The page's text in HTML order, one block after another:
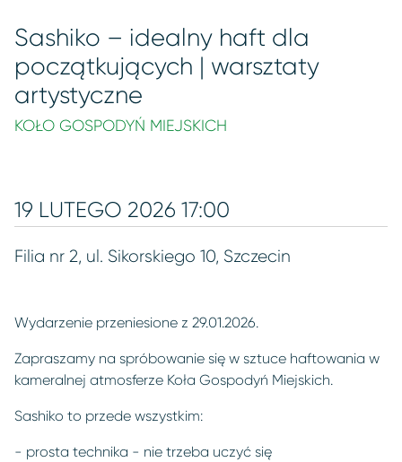
Sashiko – idealny haft dla
początkujących | warsztaty
artystyczne
KOŁO GOSPODYŃ MIEJSKICH
19 LUTEGO 2026 17:00
Filia nr 2, ul. Sikorskiego 10, Szczecin
Wydarzenie przeniesione z 29.01.2026.
Zapraszamy na spróbowanie się w sztuce haftowania w
kameralnej atmosferze Koła Gospodyń Miejskich.
Sashiko to przede wszystkim:
- prosta technika - nie trzeba uczyć się